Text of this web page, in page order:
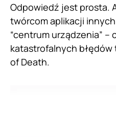
Odpowiedź jest prosta.
twórcom aplikacji
“centrum urządzenia” –
katastrofalnych błędów
of Death.